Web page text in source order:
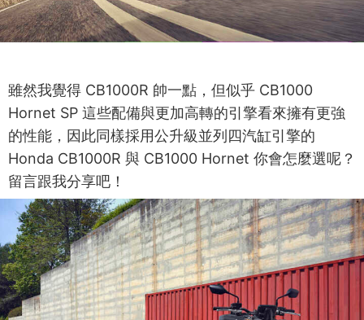
雖然我覺得 CB1000R 帥一點，但似乎 CB1000
Hornet SP 這些配備與更加高轉的引擎看來擁有更強
的性能，因此同樣採用公升級並列四汽缸引擎的
Honda CB1000R 與 CB1000 Hornet 你會怎麼選呢？
留言跟我分享吧！